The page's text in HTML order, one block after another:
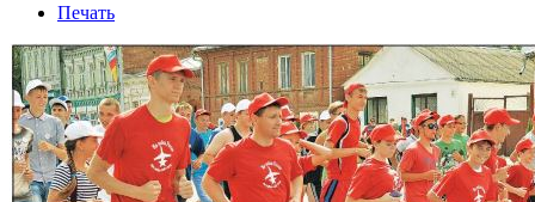
Печать